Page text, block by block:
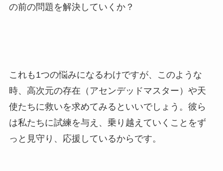
の前の問題を解決していくか？
これも1つの悩みになるわけですが、このような
時、高次元の存在（アセンデッドマスター）や天
使たちに救いを求めてみるといいでしょう。彼ら
は私たちに試練を与え、乗り越えていくことをず
っと見守り、応援しているからです。